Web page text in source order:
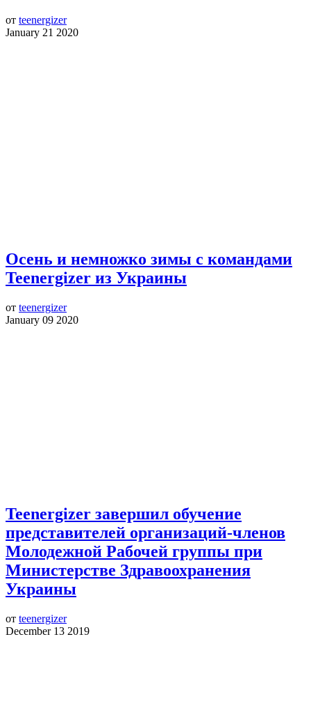
от teenergizer
January 21 2020
Осень и немножко зимы с командами
Teenergizer из Украины
от teenergizer
January 09 2020
Teenergizer завершил обучение
представителей организаций-членов
Молодежной Рабочей группы при
Министерстве Здравоохранения
Украины
от teenergizer
December 13 2019